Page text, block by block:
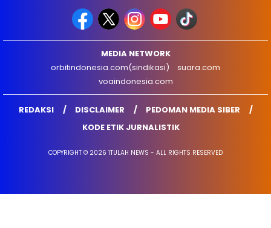
MEDIA NETWORK
orbitindonesia.com(sindikasi)
suara.com
voaindonesia.com
REDAKSI DISCLAIMER
PEDOMAN MEDIA SIBER
KODE ETIK JURNALISTIK
COPYRIGHT © 2026 1TULAH NEWS - ALL RIGHTS RESERVED